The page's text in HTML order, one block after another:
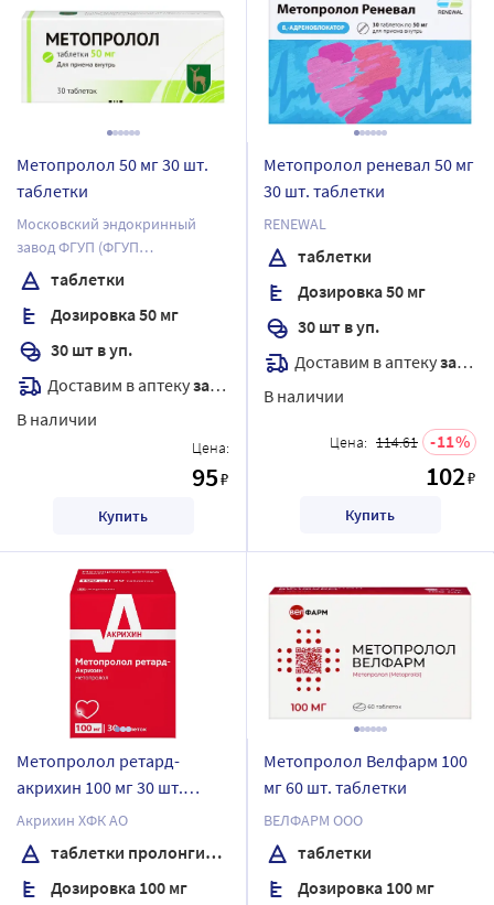
Метопролол 50 мг 30 шт.
таблетки
Московский эндокринный
завод ФГУП (ФГУП
"ЭНДОФАРМ")
таблетки
Дозировка 50 мг
30 шт в уп.
Доставим в аптекузавтра
В наличии
Цена:
95₽
Купить
Метопролол реневал 50 мг
30 шт. таблетки
RENEWAL
таблетки
Дозировка 50 мг
30 шт в уп.
Доставим в аптекузавтра
В наличии
Цена: 114.61 11
102₽
Купить
Метопролол ретард-
акрихин 100 мг 30 шт.
таблетки
пролонгированные
покрытые пленочной
оболочкой
Акрихин ХФК АО
таблетки пролонгированного действия, покрытые пленочной оболочкой
Дозировка 100 мг
Метопролол Велфарм 100
мг 60 шт. таблетки
ВЕЛФАРМ ООО
таблетки
Дозировка 100 мг